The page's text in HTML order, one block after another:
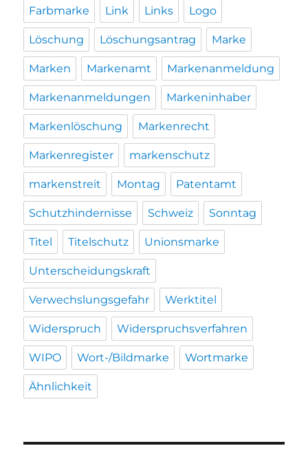
Farbmarke Link Links Logo
Löschung Löschungsantrag Marke
Marken Markenamt Markenanmeldung
Markenanmeldungen Markeninhaber
Markenlöschung Markenrecht
Markenregister markenschutz
markenstreit Montag Patentamt
Schutzhindernisse Schweiz Sonntag
Titel Titelschutz Unionsmarke
Unterscheidungskraft
Verwechslungsgefahr Werktitel
Widerspruch Widerspruchsverfahren
WIPO Wort-/Bildmarke Wortmarke
Ähnlichkeit